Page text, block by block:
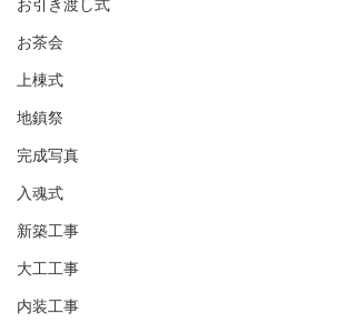
お引き渡し式
お茶会
上棟式
地鎮祭
完成写真
入魂式
新築工事
大工工事
内装工事